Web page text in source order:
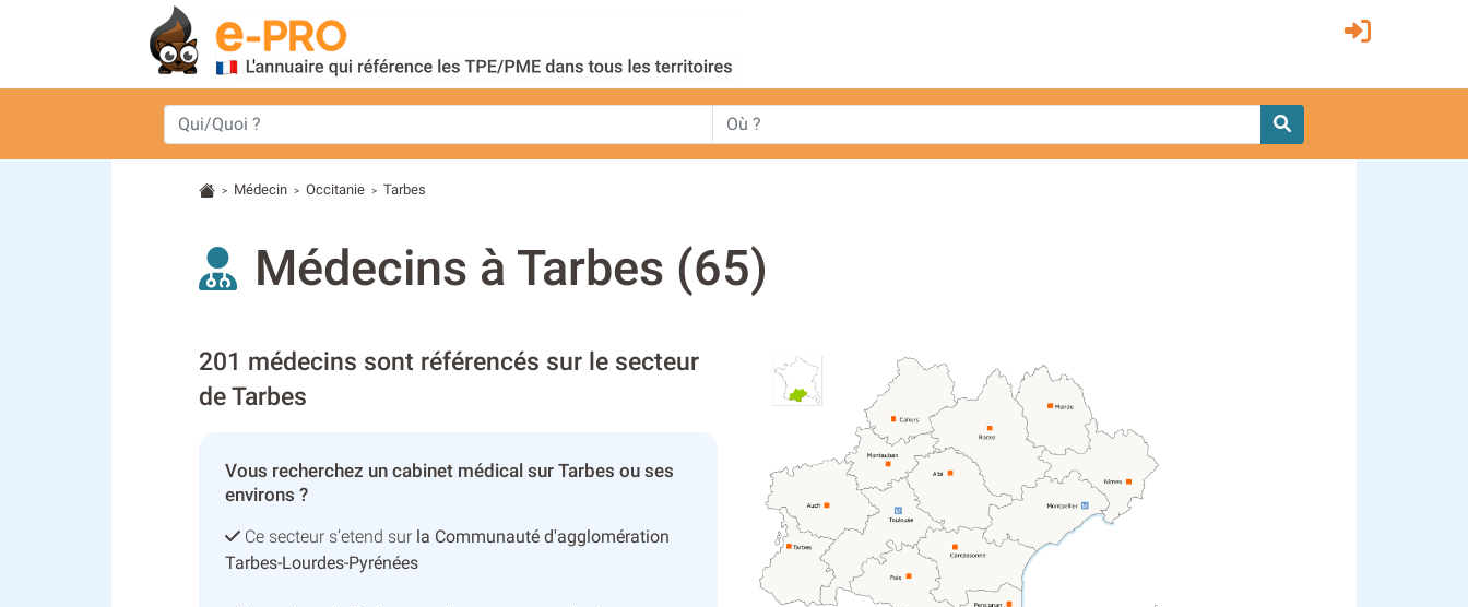
> Médecin > Occitanie > Tarbes
Médecins à Tarbes (65)
201 médecins sont référencés sur le secteur
de Tarbes
Vous recherchez un cabinet médical sur Tarbes ou ses
environs ?
Ce secteur s’etend sur la Communauté d'agglomération
Tarbes-Lourdes-Pyrénées